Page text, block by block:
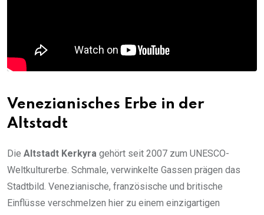
Venezianisches Erbe in der
Altstadt
Die Altstadt Kerkyra gehört seit 2007 zum UNESCO-
Weltkulturerbe. Schmale, verwinkelte Gassen prägen das
Stadtbild. Venezianische, französische und britische
Einflüsse verschmelzen hier zu einem einzigartigen